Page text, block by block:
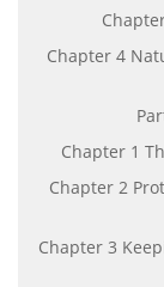
Chapter 4
Chapter 1
Chapter 2
Chapter 3